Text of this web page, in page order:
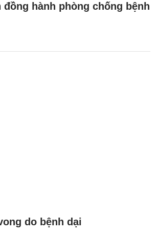
đồng hành phòng chống bệnh
do bệnh dại